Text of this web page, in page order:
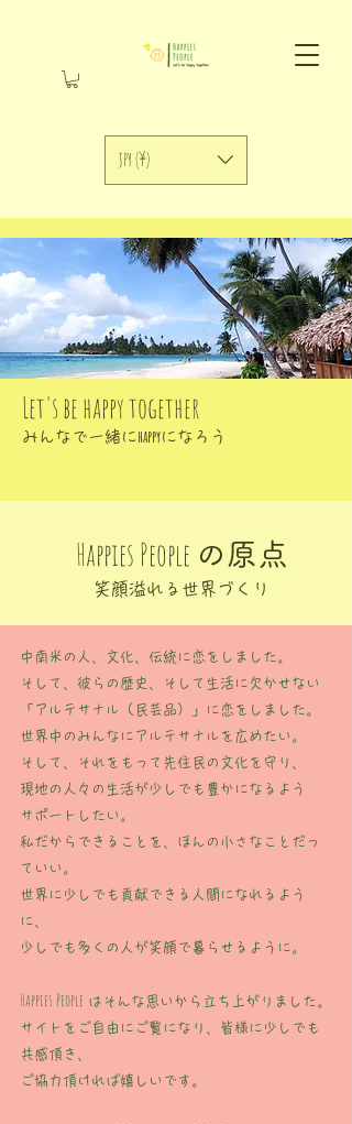
JPY (¥)
Let's be happy together
みんなで一緒にhappyになろう
Happies People の原点
​笑顔溢れる世界づくり
中南米の人、文化、伝統に恋をしました。
そして、彼らの歴史、そして生活に欠かせない
「アルテサナル（民芸品）」に恋をしました。
世界中のみんなにアルテサナルを広めたい。
そして、それをもって先住民の文化を守り、
現地の人々の生活が少しでも豊かになるよう
サポートしたい。
私だからできることを、ほんの小さなことだっ
ていい。
世界に少しでも貢献できる人間になれるよう
に、
少しでも多くの人が笑顔で暮らせるように。
Happies People はそんな思いから立ち上がりました。
サイトをご自由にご覧になり、皆様に少しでも
共感頂き、
ご協力頂ければ嬉しいです。